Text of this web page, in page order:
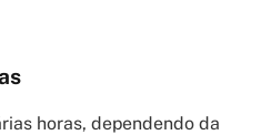
horas, dependendo da